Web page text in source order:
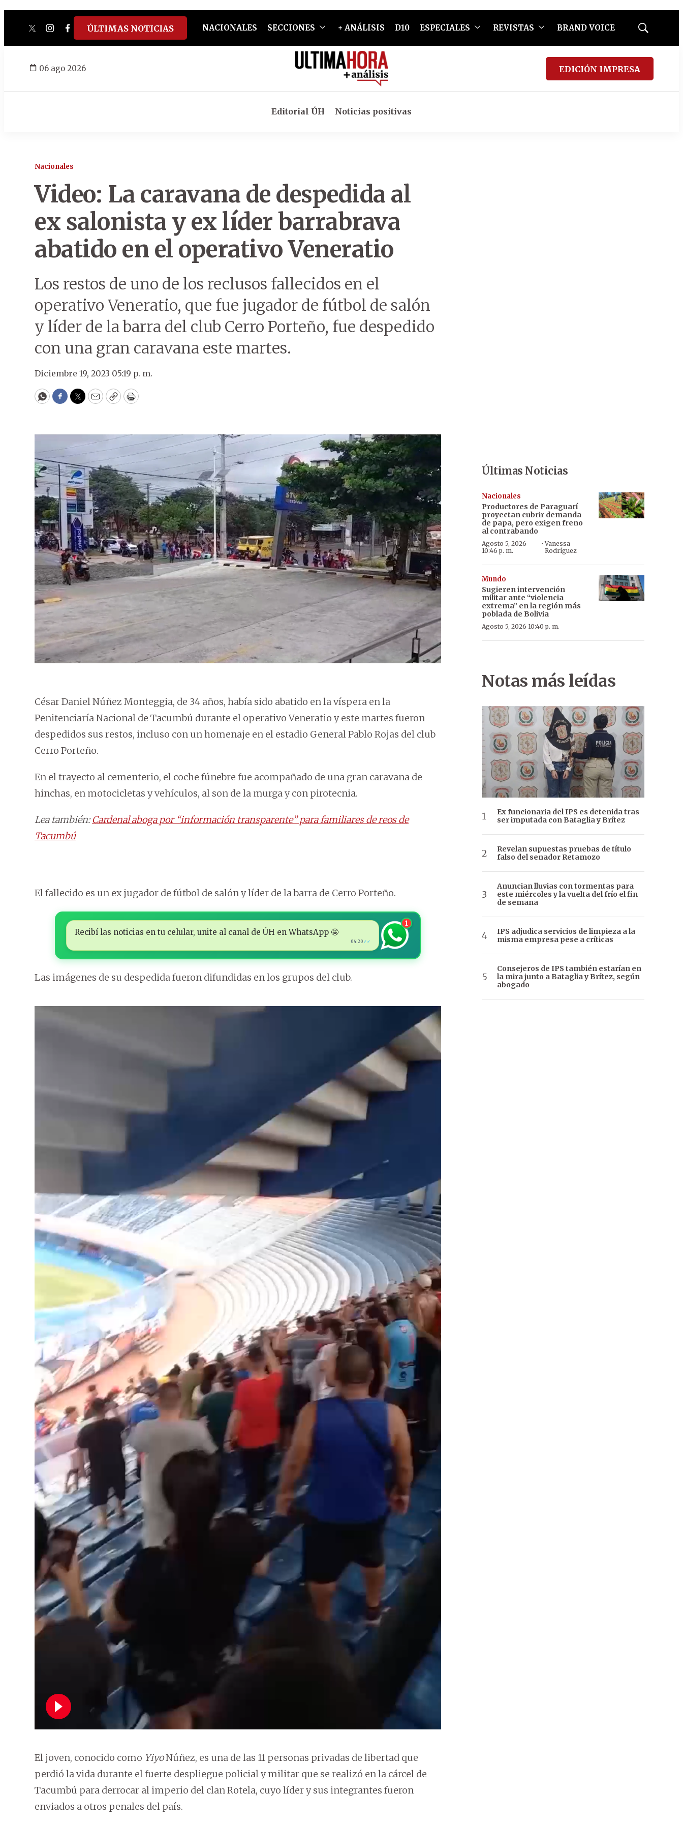
twitterinstagram
facebook
tiktokyoutube
spotify
ÚLTIMAS NOTICIAS NACIONALES SECCIONES + ANÁLISIS D10 ESPECIALES REVISTAS BRAND VOICE
Mostrar
06 ago 2026 EDICIÓN IMPRESA
Editorial ÚH Noticias positivas
Nacionales
Video: La caravana de despedida al
ex salonista y ex líder barrabrava
abatido en el operativo Veneratio
Los restos de uno de los reclusos fallecidos en el
operativo Veneratio, que fue jugador de fútbol de salón
y líder de la barra del club Cerro Porteño, fue despedido
con una gran caravana este martes.
Diciembre 19, 2023 05:19 p. m.
WhatsApp
Facebook
Twitter
EmailCopyPrint
César Daniel Núñez Monteggia, de 34 años, había sido abatido en la víspera en la
Penitenciaría Nacional de Tacumbú durante el operativo Veneratio y este martes fueron
despedidos sus restos, incluso con un homenaje en el estadio General Pablo Rojas del club
Cerro Porteño.
En el trayecto al cementerio, el coche fúnebre fue acompañado de una gran caravana de
hinchas, en motocicletas y vehículos, al son de la murga y con pirotecnia.
Lea también:Cardenal aboga por “información transparente” para familiares de reos de
Tacumbú
El fallecido es un ex jugador de fútbol de salón y líder de la barra de Cerro Porteño.
Recibí las noticias en tu celular, unite al canal de ÚH en WhatsApp 🤩
04:20 ✓✓
1
Las imágenes de su despedida fueron difundidas en los grupos del club.
El joven, conocido como YiyoNúñez, es una de las 11 personas privadas de libertad que
perdió la vida durante el fuerte despliegue policial y militar que se realizó en la cárcel de
Tacumbú para derrocar al imperio del clan Rotela, cuyo líder y sus integrantes fueron
enviados a otros penales del país.
Últimas Noticias
Nacionales
Productores de Paraguarí
proyectan cubrir demanda
de papa, pero exigen freno
al contrabando
Agosto 5, 2026
10:46 p. m.
·Vanessa
Rodríguez
Mundo
Sugieren intervención
militar ante “violencia
extrema” en la región más
poblada de Bolivia
Agosto 5, 2026 10:40 p. m.
Notas más leídas
Ex funcionaria del IPS es detenida tras
ser imputada con Bataglia y Brítez
Revelan supuestas pruebas de título
falso del senador Retamozo
Anuncian lluvias con tormentas para
este miércoles y la vuelta del frío el fin
de semana
IPS adjudica servicios de limpieza a la
misma empresa pese a críticas
Consejeros de IPS también estarían en
la mira junto a Bataglia y Brítez, según
abogado